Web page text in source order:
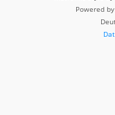
Powered by